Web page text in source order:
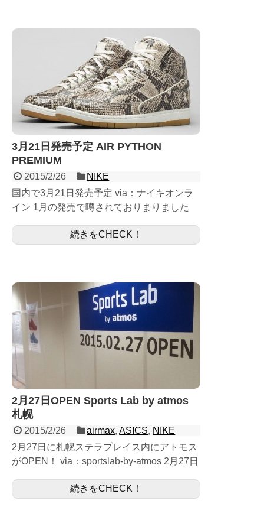
3月21日発売予定 AIR PYTHON
PREMIUM
2015/2/26
NIKE
国内で3月21日発売予定 via：ナイキオンラ
イン 1月の発売で噂されておりまりました
ーに追加されました。 アッパー全体にスネ
続きをCHECK！
2月27日OPEN Sports Lab by atmos
札幌
2015/2/26 airmax,ASICS, NIKE
2月27日に札幌ステラプレイス内にアトモス
がOPEN！ via：sportslab-by-atmos 2月27日
ンします。 新店舗オープン記念...
続きをCHECK！